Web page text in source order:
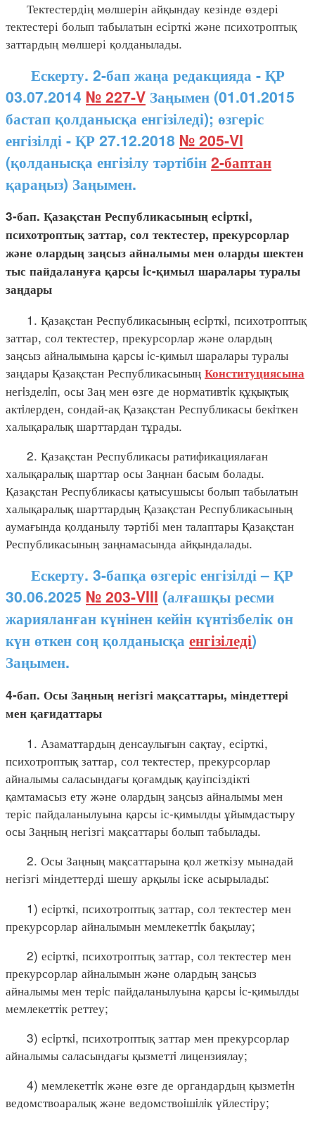
Тектестердің мөлшерін айқындау кезінде өздері
тектестері болып табылатын есірткі және психотроптық
заттардың мөлшері қолданылады.
Ескерту. 2-бап жаңа редакцияда - ҚР
03.07.2014 № 227-V Заңымен (01.01.2015
бастап қолданысқа енгізіледі); өзгеріс
енгізілді - ҚР 27.12.2018 № 205-VI
(қолданысқа енгізілу тәртібін2-баптан
қараңыз) Заңымен.
3-бап. Қазақстан Республикасының есiрткi,
психотроптық заттар, сол тектестер, прекурсорлар
және олардың заңсыз айналымы мен оларды шектен
тыс пайдалануға қарсы iс-қимыл шаралары туралы
заңдары
1. Қазақстан Республикасының есiрткi, психотроптық
заттар, сол тектестер, прекурсорлар және олардың
заңсыз айналымына қарсы iс-қимыл шаралары туралы
заңдары Қазақстан Республикасының Конституциясына
негiзделiп, осы Заң мен өзге де нормативтiк құқықтық
актiлерден, сондай-ақ Қазақстан Республикасы бекiткен
халықаралық шарттардан тұрады.
2. Қазақстан Республикасы ратификациялаған
халықаралық шарттар осы Заңнан басым болады.
Қазақстан Республикасы қатысушысы болып табылатын
халықаралық шарттардың Қазақстан Республикасының
аумағында қолданылу тәртібі мен талаптары Қазақстан
Республикасының заңнамасында айқындалады.
Ескерту. 3-бапқа өзгеріс енгізілді – ҚР
30.06.2025 № 203-VIII (алғашқы ресми
жарияланған күнінен кейін күнтізбелік он
күн өткен соң қолданысқа енгізіледі)
Заңымен.
4-бап. Осы Заңның негізгі мақсаттары, міндеттері
мен қағидаттары
1. Азаматтардың денсаулығын сақтау, есірткі,
психотроптық заттар, сол тектестер, прекурсорлар
айналымы саласындағы қоғамдық қауіпсіздікті
қамтамасыз ету және олардың заңсыз айналымы мен
теріс пайдаланылуына қарсы іс-қимылды ұйымдастыру
осы Заңның негізгі мақсаттары болып табылады.
2. Осы Заңның мақсаттарына қол жеткізу мынадай
негізгі міндеттерді шешу арқылы іске асырылады:
1) есiрткi, психотроптық заттар, сол тектестер мен
прекурсорлар айналымын мемлекеттiк бақылау;
2) есiрткi, психотроптық заттар, сол тектестер мен
прекурсорлар айналымын және олардың заңсыз
айналымы мен терiс пайдаланылуына қарсы iс-қимылды
мемлекеттiк реттеу;
3) есiрткi, психотроптық заттар мен прекурсорлар
айналымы саласындағы қызметтi лицензиялау;
4) мемлекеттiк және өзге де органдардың қызметiн
ведомствоаралық және ведомствоiшiлiк үйлестiру;